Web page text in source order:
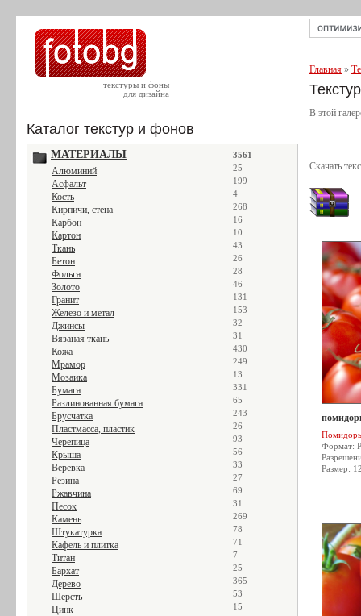
текстуры и фоны
для дизайна
Каталог текстур и фонов
МАТЕРИАЛЫ 3561
Алюминий 25
Асфальт 199
Кость 4
Кирпичи, стена 268
Карбон 16
Картон 10
Ткань 43
Бетон 26
Фольга 28
Золото 46
Гранит 131
Железо и метал 153
Джинсы 32
Вязаная ткань 31
Кожа 430
Мрамор 249
Мозаика 13
Бумага 331
Разлинованная бумага 65
Брусчатка 243
Пластмасса, пластик 26
Черепица 93
Крыша 56
Веревка 33
Резина 27
Ржавчина 69
Песок 31
Камень 269
Штукатурка 78
Кафель и плитка 71
Титан 7
Бархат 25
Дерево 365
Шерсть 53
Цинк 15
Главная »
В этой
Скачать
Формат:
Размер: